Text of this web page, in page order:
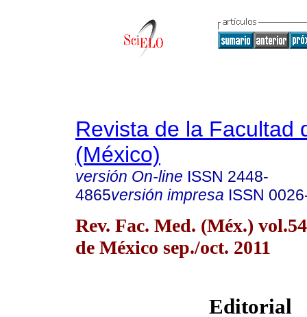
Revista de la Facultad
(México)
versión On-line ISSN 2448-
4865versión impresa ISSN
Rev. Fac. Med. (Méx.)
de México sep./oct. 2011
Editorial